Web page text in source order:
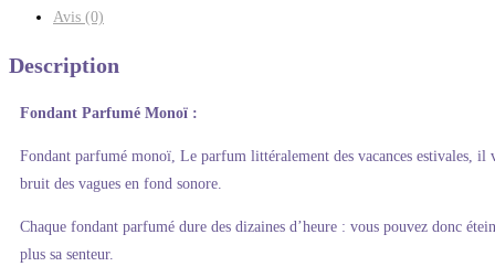
Avis (0)
Description
Fondant Parfumé Monoï :
Fondant parfumé monoï, Le parfum littéralement des vacances estivales,
bruit des vagues en fond sonore.
Chaque fondant parfumé dure des dizaines d’heure : vous pouvez donc
plus sa senteur.